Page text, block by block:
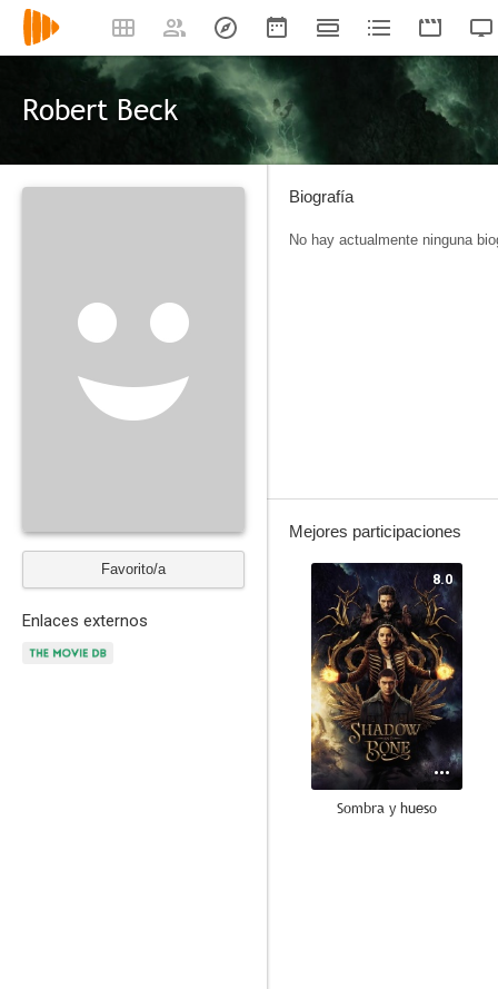
Robert Beck
Favorito/a
Enlaces externos
Biografía
No hay actualmente ninguna
Mejores participaciones
8.0
Sombra y hueso